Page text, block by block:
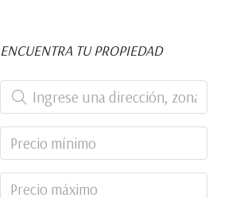
ENCUENTRA TU PROPIEDAD